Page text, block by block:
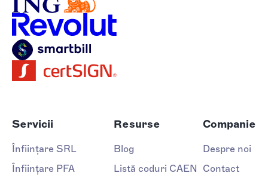
Servicii
Înființare SRL
Înființare PFA
Resurse
Blog
Listă coduri CAEN
Companie
Despre noi
Contact